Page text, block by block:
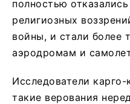
полностью
религиозных
войны, и стали более
аэродромам и
Исследователи
такие верования